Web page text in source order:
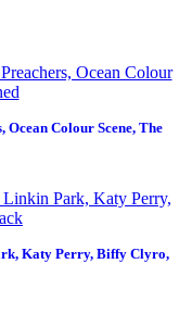
Ocean Colour Scene, The
Katy Perry, Biffy Clyro,